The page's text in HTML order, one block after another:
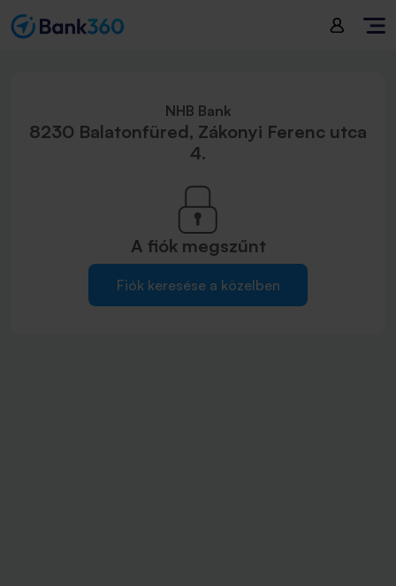
NHB Bank
8230 Balatonfüred, Zákonyi Ferenc utca
4.
A fiók megszűnt
Fiók keresése a közelben